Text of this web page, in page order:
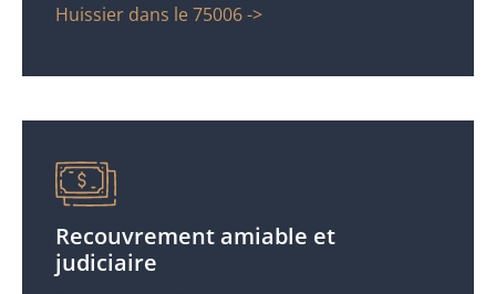
Huissier dans le 75006 ->
Recouvrement amiable et
judiciaire